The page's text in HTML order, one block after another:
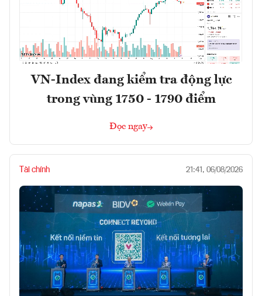
VN-Index đang kiểm tra động lực
trong vùng 1750 - 1790 điểm
Đọc ngay
Tài chính 21:41, 06/08/2026